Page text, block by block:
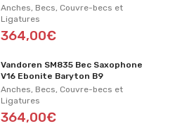
Anches, Becs, Couvre-becs et
Ligatures
364,00€
Vandoren SM835 Bec Saxophone
V16 Ebonite Baryton B9
Anches, Becs, Couvre-becs et
Ligatures
364,00€